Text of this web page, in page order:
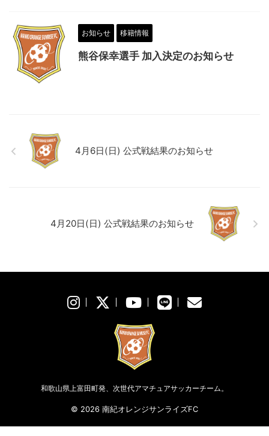
お知らせ 移籍情報
熊谷保幸選手 加入決定のお知らせ
4月6日(日) 公式戦結果のお知らせ
4月20日(日) 公式戦結果のお知らせ
和歌山県上富田町発、次世代アマチュアサッカーチーム。
© 2026 南紀オレンジサンライズFC